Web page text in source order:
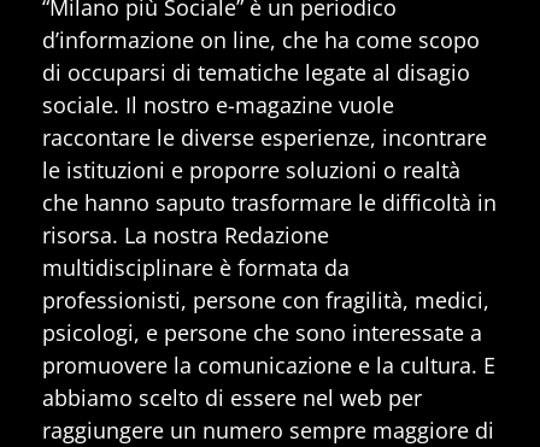
“Milano più Sociale” è un periodico
d’informazione on line, che ha come scopo
di occuparsi di tematiche legate al disagio
sociale. Il nostro e-magazine vuole
raccontare le diverse esperienze, incontrare
le istituzioni e proporre soluzioni o realtà
che hanno saputo trasformare le difficoltà in
risorsa. La nostra Redazione
multidisciplinare è formata da
professionisti, persone con fragilità, medici,
psicologi, e persone che sono interessate a
promuovere la comunicazione e la cultura. E
abbiamo scelto di essere nel web per
raggiungere un numero sempre maggiore di